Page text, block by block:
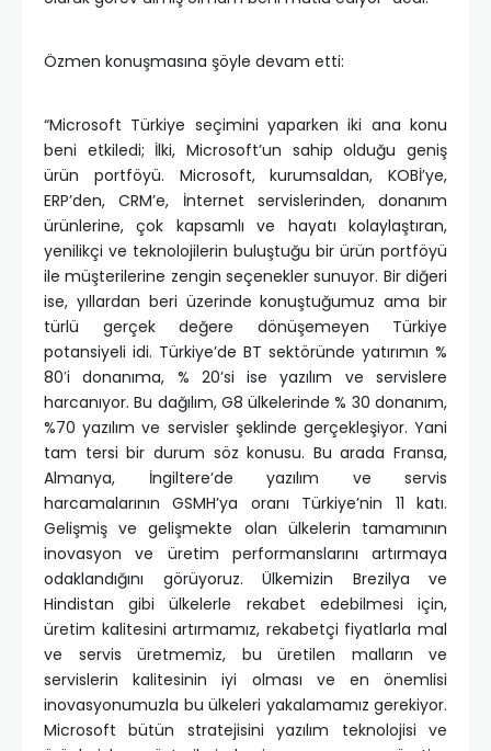
Özmen konuşmasına şöyle devam etti:
“Microsoft Türkiye seçimini yaparken iki ana konu
beni etkiledi; İlki, Microsoft’un sahip olduğu geniş
ürün portföyü. Microsoft, kurumsaldan, KOBİ’ye,
ERP’den, CRM’e, İnternet servislerinden, donanım
ürünlerine, çok kapsamlı ve hayatı kolaylaştıran,
yenilikçi ve teknolojilerin buluştuğu bir ürün portföyü
ile müşterilerine zengin seçenekler sunuyor. Bir diğeri
ise, yıllardan beri üzerinde konuştuğumuz ama bir
türlü gerçek değere dönüşemeyen Türkiye
potansiyeli idi. Türkiye’de BT sektöründe yatırımın %
80′i donanıma, % 20’si ise yazılım ve servislere
harcanıyor. Bu dağılım, G8 ülkelerinde % 30 donanım,
%70 yazılım ve servisler şeklinde gerçekleşiyor. Yani
tam tersi bir durum söz konusu. Bu arada Fransa,
Almanya, İngiltere’de yazılım ve servis
harcamalarının GSMH’ya oranı Türkiye’nin 11 katı.
Gelişmiş ve gelişmekte olan ülkelerin tamamının
inovasyon ve üretim performanslarını artırmaya
odaklandığını görüyoruz. Ülkemizin Brezilya ve
Hindistan gibi ülkelerle rekabet edebilmesi için,
üretim kalitesini artırmamız, rekabetçi fiyatlarla mal
ve servis üretmemiz, bu üretilen malların ve
servislerin kalitesinin iyi olması ve en önemlisi
inovasyonumuzla bu ülkeleri yakalamamız gerekiyor.
Microsoft bütün stratejisini yazılım teknolojisi ve